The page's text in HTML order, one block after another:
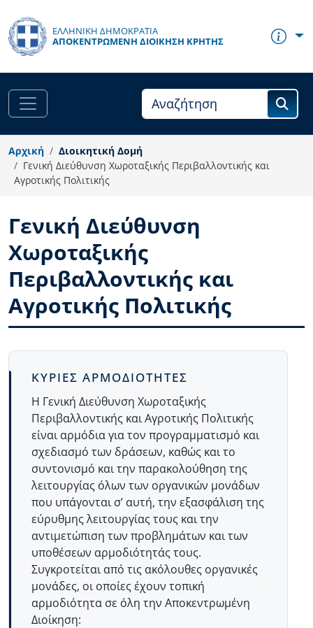
ΕΛΛΗΝΙΚΗ ΔΗΜΟΚΡΑΤΙΑ
ΑΠΟΚΕΝΤΡΩΜΈΝΗ ΔΙΟΊΚΗΣΗ ΚΡΉΤΗΣ
Αρχική
Διοικητική Δομή
Γενική Διεύθυνση Χωροταξικής Περιβαλλοντικής και
Αγροτικής Πολιτικής
Γενική Διεύθυνση
Χωροταξικής
Περιβαλλοντικής και
Αγροτικής Πολιτικής
Body
ΚΥΡΙΕΣ ΑΡΜΟΔΙΟΤΗΤΕΣ
Η Γενική Διεύθυνση Χωροταξικής
Περιβαλλοντικής και Αγροτικής Πολιτικής
είναι αρμόδια για τον προγραμματισμό και
σχεδιασμό των δράσεων, καθώς και το
συντονισμό και την παρακολούθηση της
λειτουργίας όλων των οργανικών μονάδων
που υπάγονται σ’ αυτή, την εξασφάλιση της
εύρυθμης λειτουργίας τους και την
αντιμετώπιση των προβλημάτων και των
υποθέσεων αρμοδιότητάς τους.
Συγκροτείται από τις ακόλουθες οργανικές
μονάδες, οι οποίες έχουν τοπική
αρμοδιότητα σε όλη την Αποκεντρωμένη
Διοίκηση: